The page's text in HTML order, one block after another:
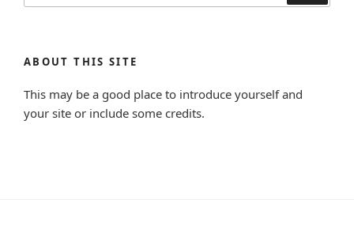
ABOUT THIS SITE
This may be a good place to introduce yourself and
your site or include some credits.